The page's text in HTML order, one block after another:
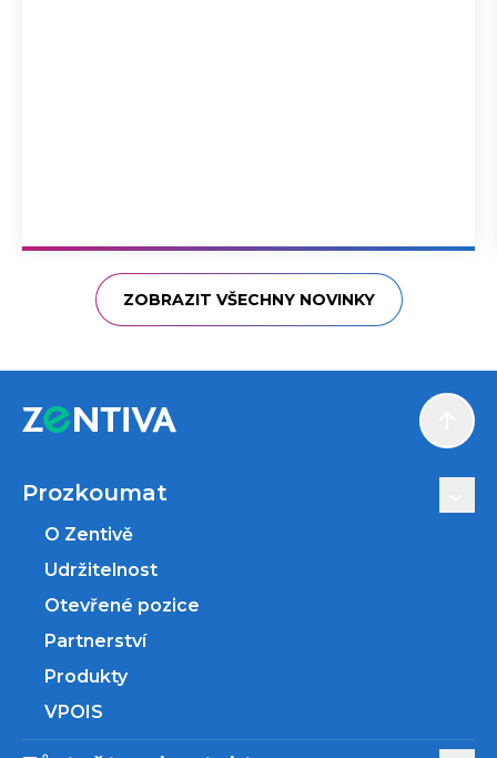
ZOBRAZIT VŠECHNY NOVINKY
Prozkoumat
O Zentivě
Udržitelnost
Otevřené pozice
Partnerství
Produkty
VPOIS